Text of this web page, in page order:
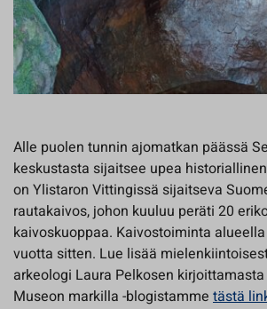
Alle puolen tunnin ajomatkan päässä
keskustasta sijaitsee upea
on Ylistaron Vittingissä sijaitseva
rautakaivos, johon kuuluu peräti 20
kaivoskuoppaa. Kaivostoiminta
vuotta sitten. Lue lisää
arkeologi Laura Pelkosen
Museon markilla -blogistamme tästä